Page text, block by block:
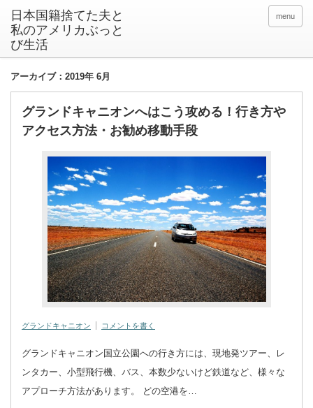
日本国籍捨てた夫と
私のアメリカぶっと
び生活
menu
アーカイブ：2019年 6月
グランドキャニオンへはこう攻める！行き方や
アクセス方法・お勧め移動手段
グランドキャニオン コメントを書く
グランドキャニオン国立公園への行き方には、現地発ツアー、レ
ンタカー、小型飛行機、バス、本数少ないけど鉄道など、様々な
アプローチ方法があります。 どの空港を…